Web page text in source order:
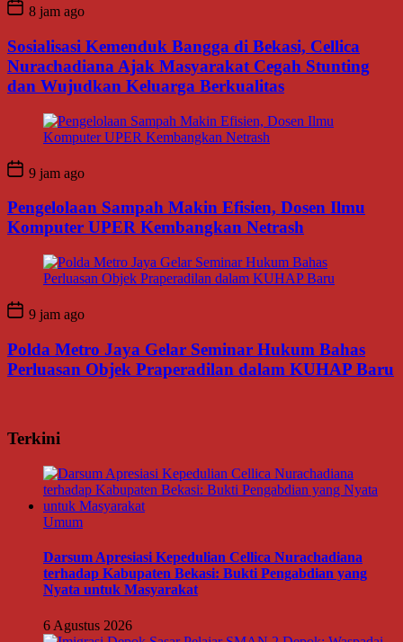
8 jam ago
Sosialisasi Kemenduk Bangga di Bekasi, Cellica
Nurachadiana Ajak Masyarakat Cegah Stunting
dan Wujudkan Keluarga Berkualitas
9 jam ago
Pengelolaan Sampah Makin Efisien, Dosen Ilmu
Komputer UPER Kembangkan Netrash
9 jam ago
Polda Metro Jaya Gelar Seminar Hukum Bahas
Perluasan Objek Praperadilan dalam KUHAP Baru
Terkini
Umum
Darsum Apresiasi Kepedulian Cellica Nurachadiana
terhadap Kabupaten Bekasi: Bukti Pengabdian yang
Nyata untuk Masyarakat
6 Agustus 2026